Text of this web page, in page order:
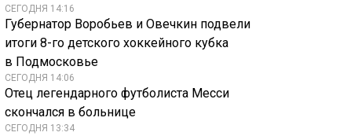
СЕГОДНЯ 14:16
Губернатор Воробьев и Овечкин подвели
итоги 8-го детского хоккейного кубка
в Подмосковье
СЕГОДНЯ 14:06
Отец легендарного футболиста Месси
скончался в больнице
СЕГОДНЯ 13:34